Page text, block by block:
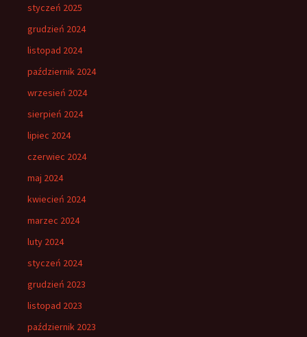
styczeń 2025
grudzień 2024
listopad 2024
październik 2024
wrzesień 2024
sierpień 2024
lipiec 2024
czerwiec 2024
maj 2024
kwiecień 2024
marzec 2024
luty 2024
styczeń 2024
grudzień 2023
listopad 2023
październik 2023